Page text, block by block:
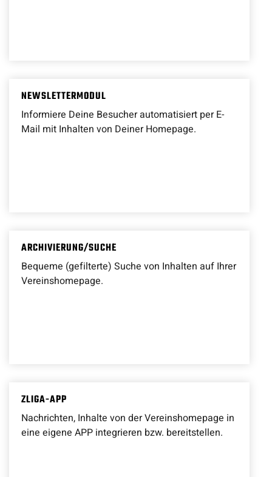
NEWSLETTERMODUL
Informiere Deine Besucher automatisiert per E-
Mail mit Inhalten von Deiner Homepage.
ARCHIVIERUNG/SUCHE
Bequeme (gefilterte) Suche von Inhalten auf Ihrer
Vereinshomepage.
ZLIGA-APP
Nachrichten, Inhalte von der Vereinshomepage in
eine eigene APP integrieren bzw. bereitstellen.